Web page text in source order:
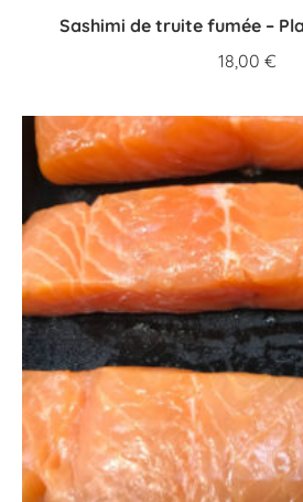
Sashimi de truite fumée –
18,00 €